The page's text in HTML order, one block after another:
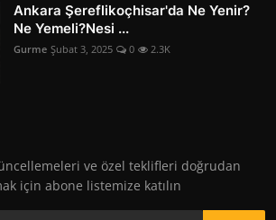
Ankara Şereflikoçhisar'da Ne Yenir?
Ne Yemeli?Nesi ...
Gurme Şubat 3, 2025 0 2.3K
ve özel teklifleri doğrudan
için abone listemize katılın